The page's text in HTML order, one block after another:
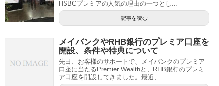
HSBCプレミアの人気の理由の一つとし...
記事を読む
メイバンクやRHB銀行のプレミア口座を
開設、条件や特典について
先日、お客様のサポートで、メイバンクのプレミア
口座に当たるPremier Wealthと、RHB銀行のプレミ
ア口座を開設してきました。最近、...